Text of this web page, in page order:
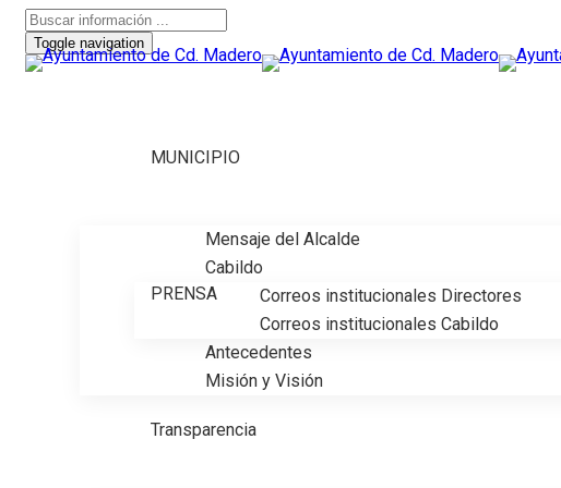
Toggle navigation
MUNICIPIO
Mensaje del Alcalde
Cabildo
Correos institucionales Directores
Correos institucionales Cabildo
Antecedentes
Misión y Visión
PRENSA
Transparencia